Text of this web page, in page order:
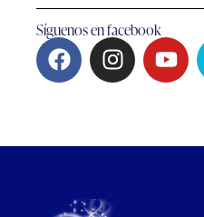
Síguenos en facebook